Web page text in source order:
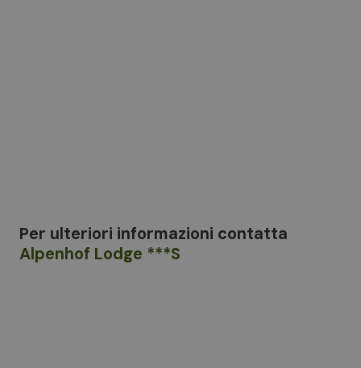
Per ulteriori informazioni contatta
Alpenhof Lodge ***S